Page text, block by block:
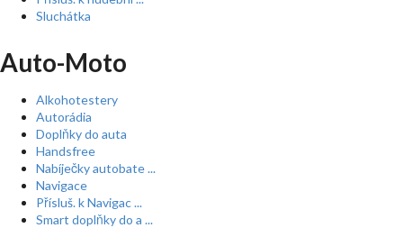
Sluchátka
Auto-Moto
Alkohotestery
Autorádia
Doplňky do auta
Handsfree
Nabíječky autobate ...
Navigace
Přísluš. k Navigac ...
Smart doplňky do a ...